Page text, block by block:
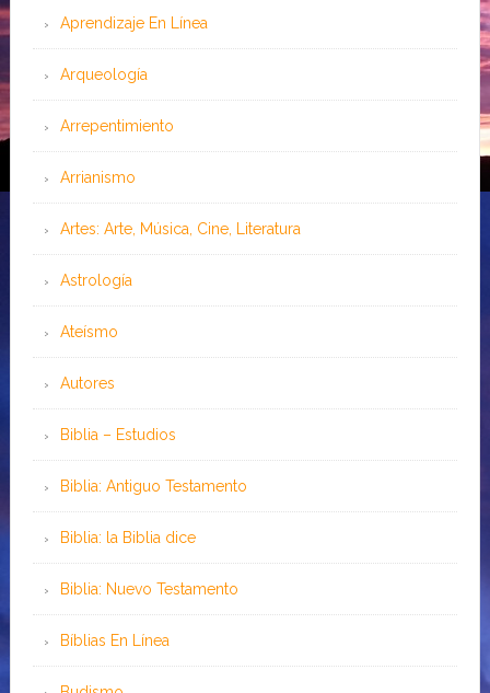
Aprendizaje En Línea
Arqueología
Arrepentimiento
Arrianismo
Artes: Arte, Música, Cine, Literatura
Astrología
Ateísmo
Autores
Biblia – Estudios
Biblia: Antiguo Testamento
Biblia: la Biblia dice
Biblia: Nuevo Testamento
Bíblias En Línea